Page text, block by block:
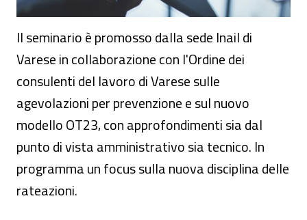
Il seminario è promosso dalla sede Inail di
Varese in collaborazione con l'Ordine dei
consulenti del lavoro di Varese sulle
agevolazioni per prevenzione e sul nuovo
modello OT23, con approfondimenti sia dal
punto di vista amministrativo sia tecnico. In
programma un focus sulla nuova disciplina delle
rateazioni.